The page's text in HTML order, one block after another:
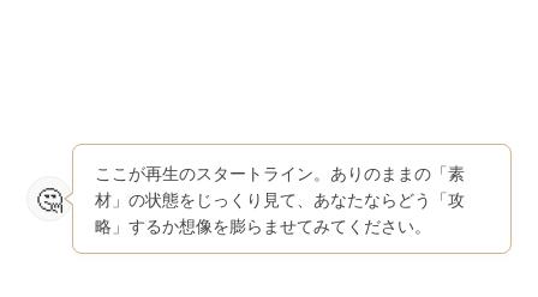
ここが再生のスタートライン。ありのままの「素
材」の状態をじっくり見て、あなたならどう「攻
略」するか想像を膨らませてみてください。